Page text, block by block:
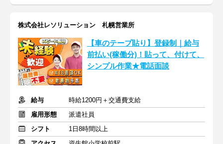
株式会社レソリューション 札幌営業所
【車のテープ貼り】登録制｜給与
前払い(稼働分)！貼って、付けて、
シンプル作業★電話面談
給与
時給1200円＋交通費支給
雇用形態
派遣社員
シフト
1日8時間以上